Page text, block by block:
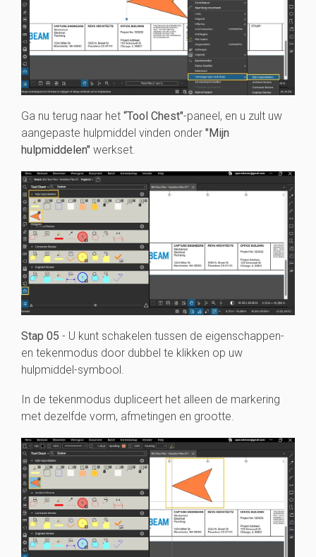
Ga nu terug naar het “Tool Chest"-paneel, en u zult uw
aangepaste hulpmiddel vinden onder "Mijn
hulpmiddelen" werkset.
Stap 05 - U kunt schakelen tussen de eigenschappen-
en tekenmodus door dubbel te klikken op uw
hulpmiddel-symbool.
In de tekenmodus dupliceert het alleen de markering
met dezelfde vorm, afmetingen en grootte.